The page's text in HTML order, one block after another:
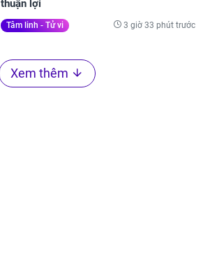
thuận lợi
Tâm linh - Tử vi 3 giờ 33 phút trước
Xem thêm